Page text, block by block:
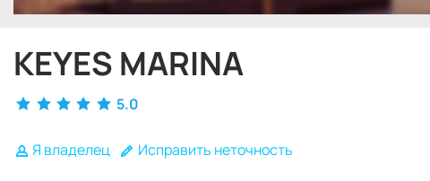
KEYES MARINA
5.0
Я владелец Исправить неточность